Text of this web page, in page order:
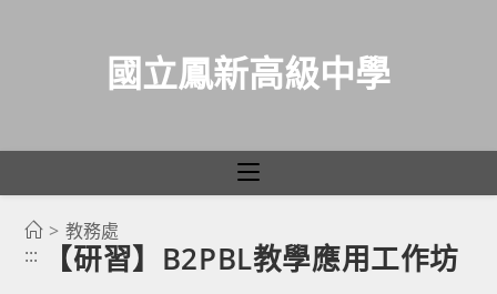
國立鳳新高級中學
> 教務處
:::
【研習】B2PBL教學應用工作坊